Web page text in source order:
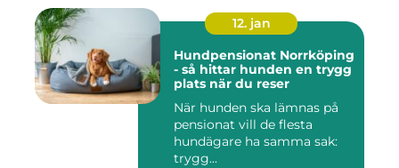
12. jan
Hundpensionat Norrköping
- så hittar hunden en trygg
plats när du reser
När hunden ska lämnas på
pensionat vill de flesta
hundägare ha samma sak:
trygg...